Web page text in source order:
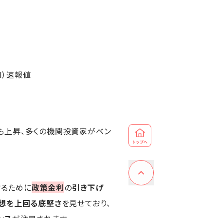
速報値
上昇、多くの機関投資家がベン
ために政策金利の引き下げ
を上回る底堅さを見せており、